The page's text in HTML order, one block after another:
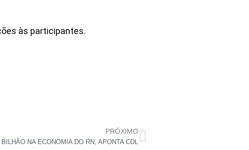
às participantes.
PRÓXIMO
NA ECONOMIA DO RN, APONTA CDL